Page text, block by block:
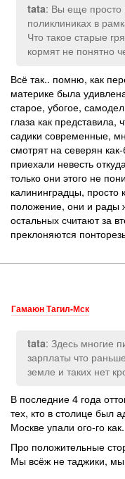
tata: Вы еще просто
поликлиниках в
Что такое старые
кормят не понятно
Всё так.. помню, как
материке была
старое, убогое,
глаза как
садики современные,
смотрят на северян
приехали невесть
только они этого не
калининградцы,
положение, они и рады
остальных считают за
преклоняются
Гамаюн Тагил-Мск
tata: Здесь многие
зарплаты что
земле и таких нет
В последние 4 года
тех, кто в столице был
Москве упали ого-го как.
Про положительные
Мы всёж не таджики,